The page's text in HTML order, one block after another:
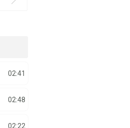
02:41
02:48
02:22